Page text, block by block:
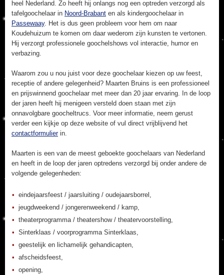
heel Nederland. Zo heeft hij onlangs nog een optreden verzorgd als
tafelgoochelaar in Noord-Brabant en als kindergoochelaar in
Passewaay. Het is dus geen probleem voor hem om naar
Koudehuizum te komen om daar wederom zijn kunsten te vertonen.
Hij verzorgt professionele goochelshows vol interactie, humor en
verbazing.
Waarom zou u nou juist voor deze goochelaar kiezen op uw feest,
receptie of andere gelegenheid? Maarten Bruins is een professioneel
en prijswinnend goochelaar met meer dan 20 jaar ervaring. In de loop
der jaren heeft hij menigeen versteld doen staan met zijn
onnavolgbare goocheltrucs. Voor meer informatie, neem gerust
verder een kijkje op deze website of vul direct vrijblijvend het
contactformulierin.
Maarten is een van de meest geboekte goochelaars van Nederland
en heeft in de loop der jaren optredens verzorgd bij onder andere de
volgende gelegenheden:
eindejaarsfeest / jaarsluiting / oudejaarsborrel,
jeugdweekend / jongerenweekend / kamp,
theaterprogramma / theatershow / theatervoorstelling,
Sinterklaas / voorprogramma Sinterklaas,
geestelijk en lichamelijk gehandicapten,
afscheidsfeest,
opening,